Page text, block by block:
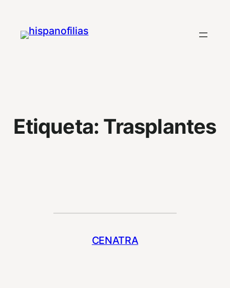
contenido
Etiqueta: Trasplantes
CENATRA